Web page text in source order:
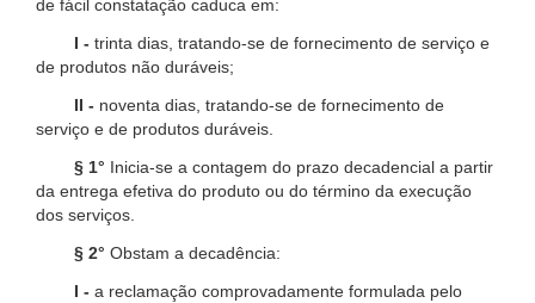
de fácil constatação caduca em:
I - trinta dias, tratando-se de fornecimento de serviço e
de produtos não duráveis;
II - noventa dias, tratando-se de fornecimento de
serviço e de produtos duráveis.
§ 1° Inicia-se a contagem do prazo decadencial a partir
da entrega efetiva do produto ou do término da execução
dos serviços.
§ 2° Obstam a decadência:
I - a reclamação comprovadamente formulada pelo